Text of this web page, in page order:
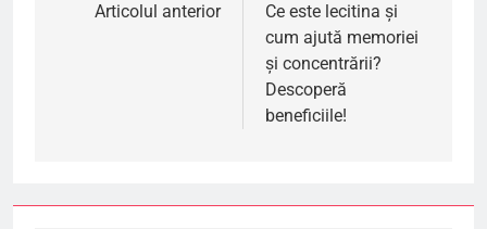
Articolul anterior
Ce este lecitina și
cum ajută memoriei
și concentrării?
Descoperă
beneficiile!